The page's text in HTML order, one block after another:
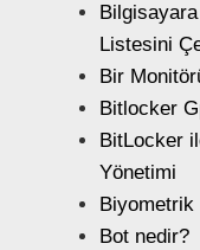
Listesini
Bir
Bitlocker
BitLocker
Yönetimi
Bot nedir?